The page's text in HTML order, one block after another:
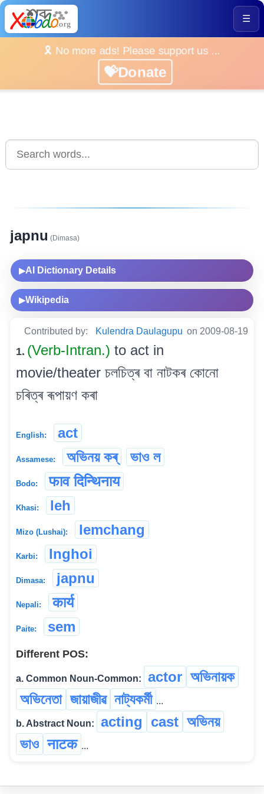
☰
🎗️ No more ads! Please support us ...
💝Donate
japnu (Dimasa)
▶AI Dictionary Details
▶Wikipedia
Contributed by: Kulendra Daulagupu on 2009-08-19
1. (Verb-Intran.) to act in
movie/theater চলচিত্ৰ বা নাটকৰ কোনো
চৰিত্ৰ ৰূপায়ণ কৰা
English: act
Assamese: অভিনয় কৰ্ ভাও ল
Bodo: फाव दिन्थिनाय
Khasi: leh
Mizo (Lushai): lemchang
Karbi: Inghoi
Dimasa: japnu
Nepali: कार्य
Paite: sem
Different POS:
a. Common Noun-Common: actor অভিনায়ক
অভিনেতা জায়াজীৱ নাট্যকৰ্মী ...
b. Abstract Noun: acting cast অভিনয়
ভাও नाटक ...